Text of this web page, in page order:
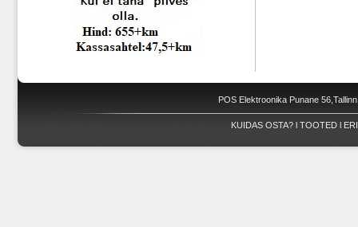
POS Elektroonika Punane
KUIDAS OSTA? l TOOTED l